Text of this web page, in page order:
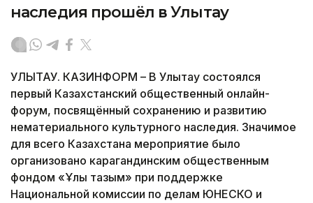
наследия прошёл в Улытау
УЛЫТАУ. КАЗИНФОРМ – В Улытау состоялся
первый Казахстанский общественный онлайн-
форум, посвящённый сохранению и развитию
нематериального культурного наследия. Значимое
для всего Казахстана мероприятие было
организовано карагандинским общественным
фондом «Ұлы тағзым» при поддержке
Национальной комиссии по делам ЮНЕСКО и